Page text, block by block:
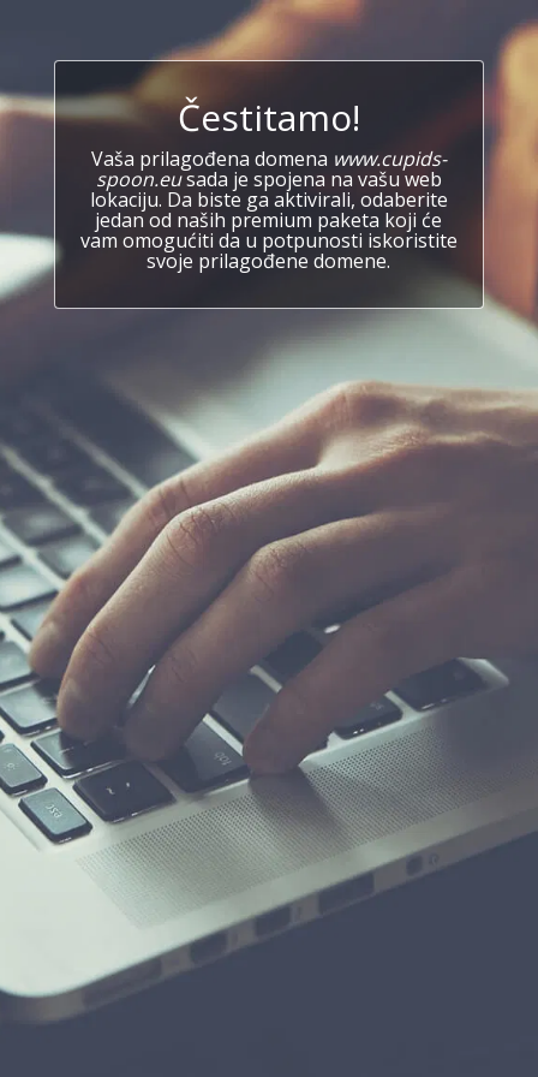
Čestitamo!
Vaša prilagođena domena www.cupids-
spoon.eusada je spojena na vašu web
lokaciju. Da biste ga aktivirali, odaberite
jedan od naših premium paketa koji će
vam omogućiti da u potpunosti iskoristite
svoje prilagođene domene.